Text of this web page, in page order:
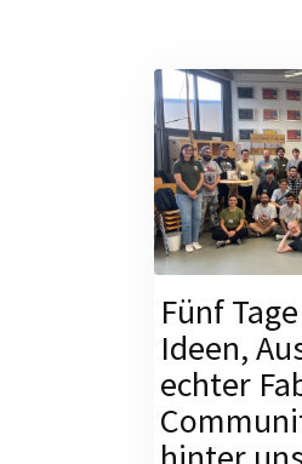
Fünf
Ideen,
echter